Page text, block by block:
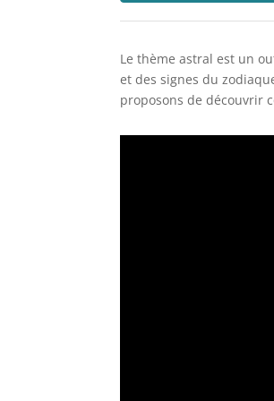
Le thème astral est un
et des signes du
proposons de découvrir